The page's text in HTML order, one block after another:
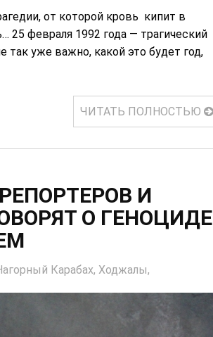
от которой кровь кипит в
25 февраля 1992 года — трагический
уже важно, какой это будет год,
ЧИТАТЬ ПОЛНОСТЬЮ
И
О ГЕНОЦИДЕ
Карабах, Ходжалы,